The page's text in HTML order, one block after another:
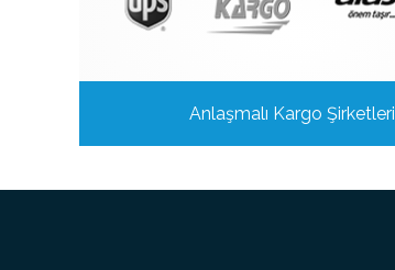
Anlaşmalı Kargo Şirketleri